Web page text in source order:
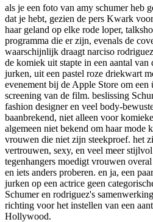
als je een foto van amy schumer heb
dat je hebt, gezien de pers Kwark
haar geland op elke rode loper,
programma die er zijn, evenals de
waarschijnlijk draagt narciso
de komiek uit stapte in een aantal van
jurken, uit een pastel roze driekwart
evenement bij de Apple Store om
screening van de film. beslissing
fashion designer en veel body-
baanbrekend, niet alleen voor
algemeen niet bekend om haar mode
vrouwen die niet zijn steekproef. het
vertrouwen, sexy, en veel meer
tegenhangers moedigt vrouwen
en iets anders proberen. en ja, een
jurken op een actrice geen
Schumer en rodriguez's
richting voor het instellen van een
Hollywood.